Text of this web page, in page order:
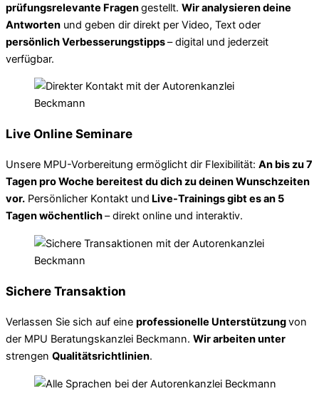
prüfungsrelevante Fragengestellt. Wir analysieren deine
Antworten und geben dir direkt per Video, Text oder
persönlich Verbesserungstipps– digital und jederzeit
verfügbar.
Live Online Seminare
Unsere MPU-Vorbereitung ermöglicht dir Flexibilität: An bis zu 7
Tagen pro Woche bereitest du dich zu deinen Wunschzeiten
vor. Persönlicher Kontakt und Live-Trainings gibt es an 5
Tagen wöchentlich– direkt online und interaktiv.
Sichere Transaktion
Verlassen Sie sich auf eine professionelle Unterstützungvon
der MPU Beratungskanzlei Beckmann. Wir arbeiten unter
strengen Qualitätsrichtlinien.